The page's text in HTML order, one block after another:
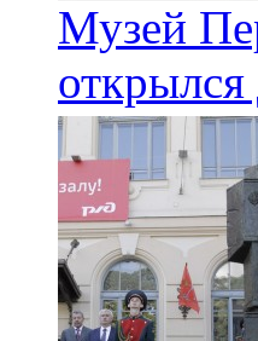
Музей
открылся